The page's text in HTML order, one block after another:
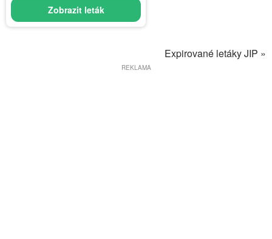
Zobrazit leták
Expirované letáky JIP »
REKLAMA